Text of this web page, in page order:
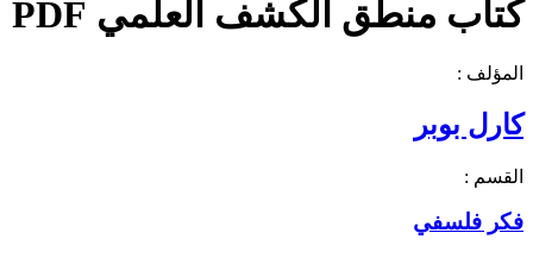
كتاب منطق الكشف العلمي PDF
المؤلف :
كارل بوبر
القسم :
فكر فلسفي